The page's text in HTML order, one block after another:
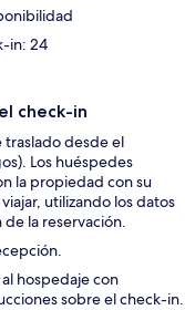
in: 24
check-in
traslado desde el
Los huéspedes
la propiedad con su
utilizando los datos
la reservación.
hospedaje con
sobre el check-in.